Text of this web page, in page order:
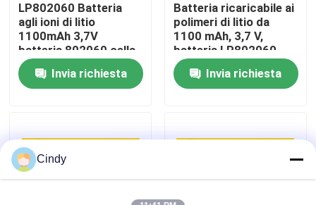
Contattici
Notizie
Batteria del cloruro di tionile del litio
Batteria del diossido del manganese del litio
LP802060 Batteria
agli ioni di litio
1100mAh 3,7V
batteria 802060 cella
agli ioni di litio
Invia richiesta
Batteria ricaricabile ai
polimeri di litio da
1100 mAh, 3,7 V,
batteria LP802060
lipo
Invia richiesta
Cindy